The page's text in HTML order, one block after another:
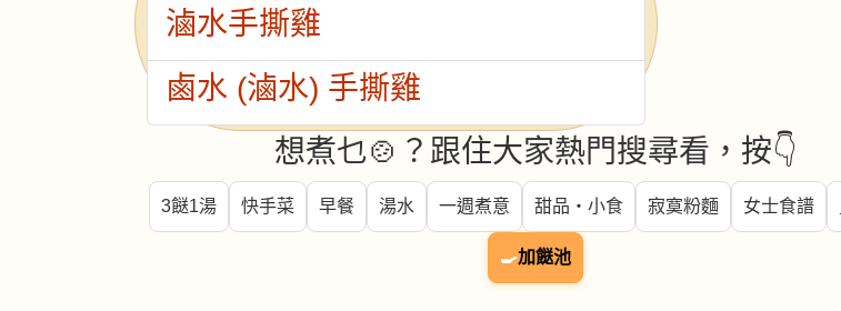
滷水手撕雞
鹵水 (滷水) 手撕雞
想煮乜🍲？跟住大家熱門搜尋看，按👇
3餸1湯 快手菜 早餐 湯水 一週煮意 甜品・小食 寂寞粉麵 女士食譜
🍳加餸池